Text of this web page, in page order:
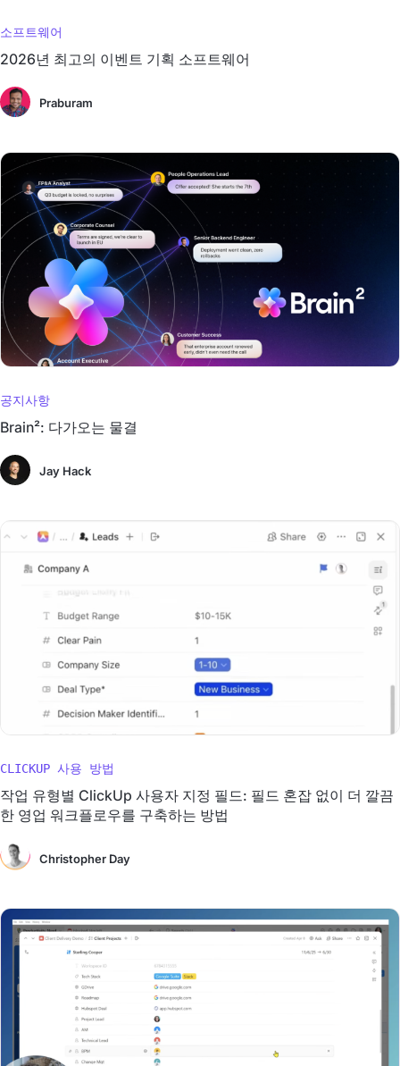
소프트웨어
2026년 최고의 이벤트 기획 소프트웨어
Praburam
공지사항
Brain²: 다가오는 물결
Jay Hack
CLICKUP 사용 방법
작업 유형별 ClickUp 사용자 지정 필드: 필드 혼잡 없이 더 깔끔
한 영업 워크플로우를 구축하는 방법
Christopher Day